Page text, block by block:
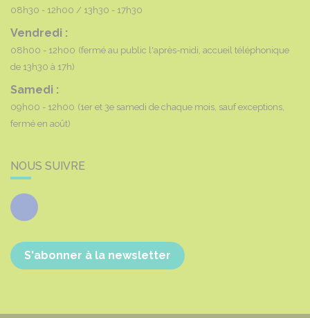
08h30 - 12h00 13h30 - 17h30
Vendredi :
08h00 - 12h00 (fermé au public l'après-midi, accueil téléphonique
de 13h30 à 17h)
Samedi :
09h00 - 12h00 (1er et 3e samedi de chaque mois, sauf exceptions,
fermé en août)
NOUS SUIVRE
Facebook
S'abonner à la newsletter